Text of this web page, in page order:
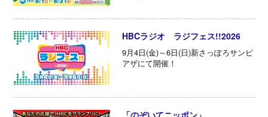
HBCラジオ ラジフェス!!2026
9月4日(金)～6日(日)新さっぽろサンピ
アザにて開催！
「のぞいてニッポン」